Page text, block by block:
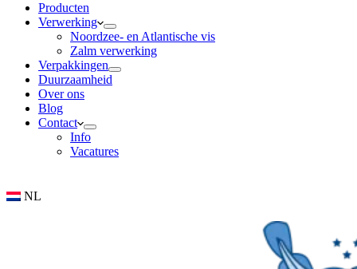
Producten
Verwerking
Noordzee- en Atlantische vis
Zalm verwerking
Verpakkingen
Duurzaamheid
Over ons
Blog
Contact
Info
Vacatures
NL